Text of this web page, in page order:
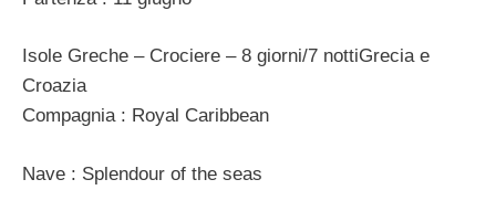
Isole Greche – Crociere – 8 giorni/7 nottiGrecia e
Croazia
Compagnia : Royal Caribbean
Nave : Splendour of the seas